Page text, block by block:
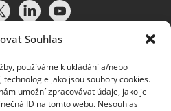
Souhlas
používáme k ukládání a/nebo
jako jsou soubory cookies.
umožní zpracovávat údaje, jako je
ID na tomto webu. Nesouhlas
údajů|Soubory cookies |